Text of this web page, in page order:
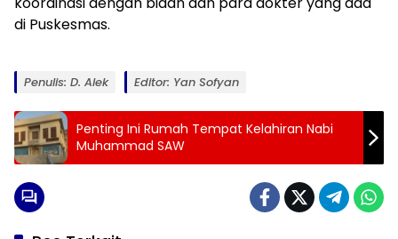
di Puskesmas.
Penulis: D. Alek Editor: Yan Sofyan
Penting Ini Rumah Tempat Kelahiran Nabi
Muhammad SAW